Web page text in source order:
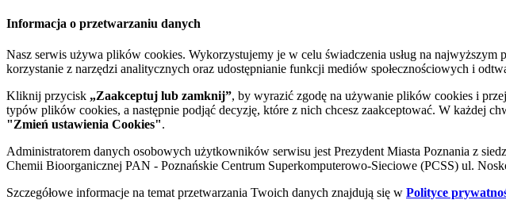
Informacja o przetwarzaniu danych
Nasz serwis używa plików cookies. Wykorzystujemy je w celu świadczenia usług na
korzystanie z narzędzi analitycznych oraz udostępnianie funkcji mediów społecznościowych i
Kliknij przycisk „Zaakceptuj lub zamknij”, by wyrazić zgodę na używanie plików cookies i
typów plików cookies, a następnie podjąć decyzję, które z nich chcesz zaakceptować. W każdej
"Zmień ustawienia Cookies".
Administratorem danych osobowych użytkowników serwisu jest Prezydent Miasta Poznania z
Chemii Bioorganicznej PAN - Poznańskie Centrum Superkomputerowo-Sieciowe (PCSS) ul.
Szczegółowe informacje na temat przetwarzania Twoich danych znajdują się w Polityce